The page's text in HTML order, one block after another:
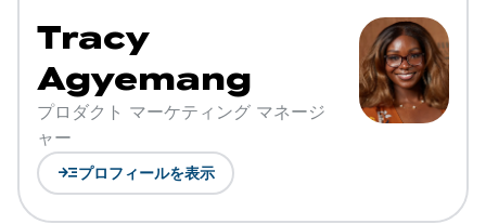
Tracy
Agyemang
プロダクト マーケティング マネージ
ャー
read_moreプロフィールを表示